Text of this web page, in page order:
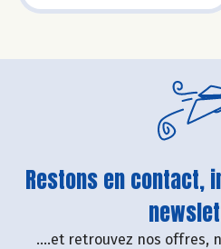
Restons en contact,
....et retrouvez nos offres,